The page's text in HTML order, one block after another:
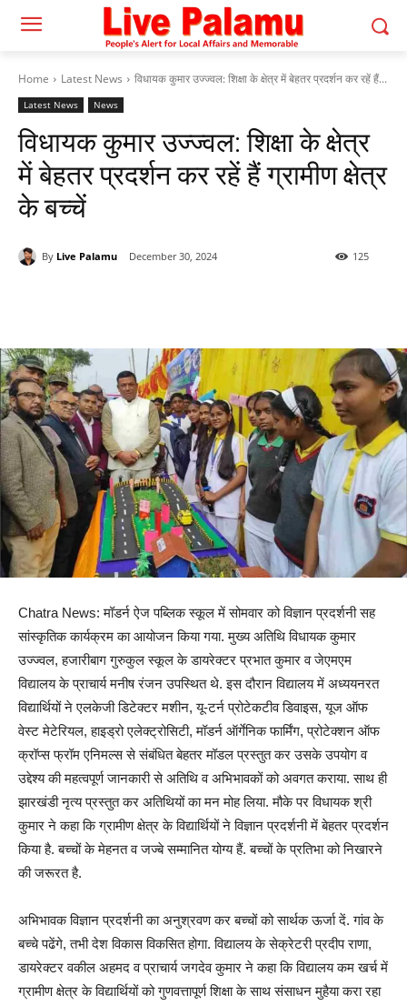
Home Latest News विधायक कुमार उज्ज्वल: शिक्षा के क्षेत्र में बेहतर प्रदर्शन कर रहें हैं...
Latest News News
विधायक कुमार उज्ज्वल: शिक्षा के क्षेत्र
में बेहतर प्रदर्शन कर रहें हैं ग्रामीण क्षेत्र
के बच्चें
By Live Palamu December 30, 2024 125
Chatra News: मॉडर्न ऐज पब्लिक स्कूल में सोमवार को विज्ञान प्रदर्शनी सह
सांस्कृतिक कार्यक्रम का आयोजन किया गया. मुख्य अतिथि विधायक कुमार
उज्ज्वल, हजारीबाग गुरुकुल स्कूल के डायरेक्टर प्रभात कुमार व जेएमएम
विद्यालय के प्राचार्य मनीष रंजन उपस्थित थे. इस दौरान विद्यालय में अध्ययनरत
विद्यार्थियों ने एलकेजी डिटेक्टर मशीन, यू-टर्न प्रोटेकटीव डिवाइस, यूज ऑफ
वेस्ट मेटेरियल, हाइड्रो एलेक्ट्रोसिटी, मॉडर्न ऑर्गेनिक फार्मिंग, प्रोटेक्शन ऑफ
क्रॉप्स फ्रॉम एनिमल्स से संबंधित बेहतर मॉडल प्रस्तुत कर उसके उपयोग व
उद्देश्य की महत्वपूर्ण जानकारी से अतिथि व अभिभावकों को अवगत कराया. साथ ही
झारखंडी नृत्य प्रस्तुत कर अतिथियों का मन मोह लिया. मौके पर विधायक श्री
कुमार ने कहा कि ग्रामीण क्षेत्र के विद्यार्थियों ने विज्ञान प्रदर्शनी में बेहतर प्रदर्शन
किया है. बच्चों के मेहनत व जज्बे सम्मानित योग्य हैं. बच्चों के प्रतिभा को निखारने
की जरूरत है.
अभिभावक विज्ञान प्रदर्शनी का अनुश्रवण कर बच्चों को सार्थक ऊर्जा दें. गांव के
बच्चे पढेंगे, तभी देश विकास विकसित होगा. विद्यालय के सेक्रेटरी प्रदीप राणा,
डायरेक्टर वकील अहमद व प्राचार्य जगदेव कुमार ने कहा कि विद्यालय कम खर्च में
ग्रामीण क्षेत्र के विद्यार्थियों को गुणवत्तापूर्ण शिक्षा के साथ संसाधन मुहैया करा रहा